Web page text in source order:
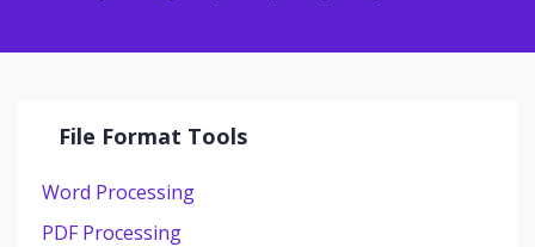
File Format Tools
Word Processing
PDF Processing